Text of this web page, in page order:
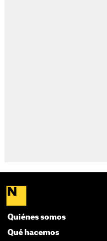
Quiénes somos
Qué hacemos